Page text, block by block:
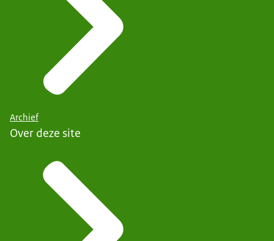
Archief
Over deze site